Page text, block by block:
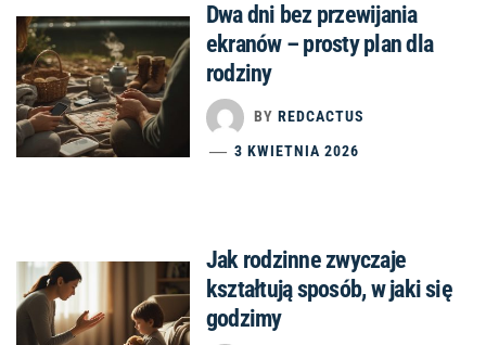
Dwa dni bez przewijania
ekranów – prosty plan dla
rodziny
BY REDCACTUS
3 KWIETNIA 2026
Jak rodzinne zwyczaje
kształtują sposób, w jaki się
godzimy